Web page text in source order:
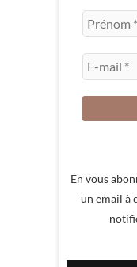
En vous
un email à